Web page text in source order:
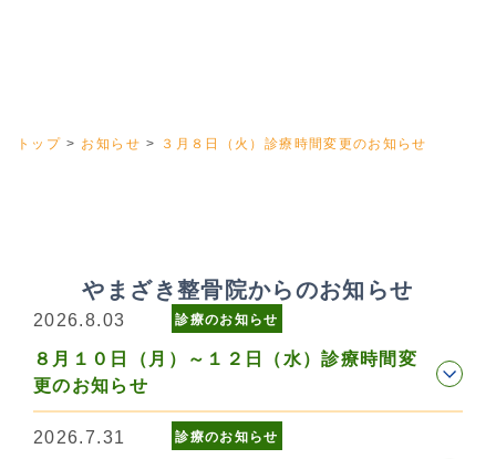
トップ お知らせ ３月８日（火）診療時間変更のお知らせ
やまざき整骨院からのお知らせ
2026.8.03 診療のお知らせ
８月１０日（月）～１２日（水）診療時間変
更のお知らせ
2026.7.31 診療のお知らせ